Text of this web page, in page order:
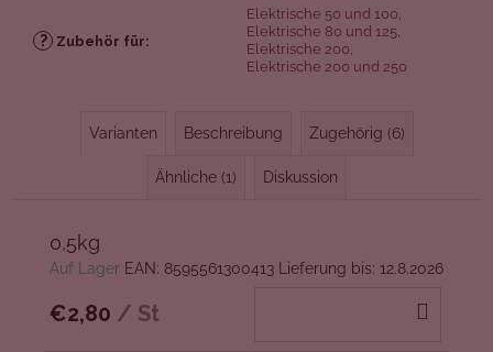
? Zubehör für:
Elektrische 50 und 100
Elektrische 80 und 125
Elektrische 200
Elektrische 200 und 250
Varianten Beschreibung Zugehörig (6)
Ähnliche (1) Diskussion
0,5kg
Auf Lager EAN: 8595561300413 Lieferung bis: 12.8.2026
€2,80 / St